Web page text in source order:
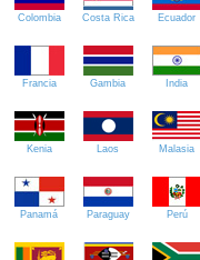
Colombia Costa Rica Ecuador
Francia Gambia India
Kenia Laos Malasia
Panamá Paraguay Perú